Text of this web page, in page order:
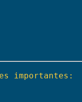
importantes: